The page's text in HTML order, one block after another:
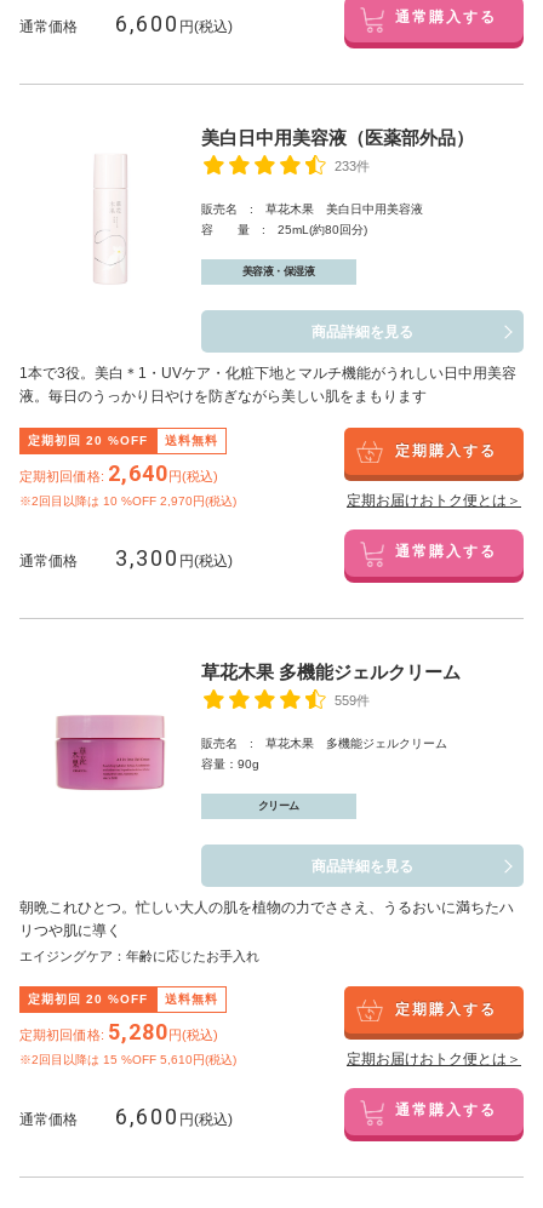
通常価格 6,600 円(税込) 通常購入する
美白日中用美容液（医薬部外品）
233件
販売名 : 草花木果 美白日中用美容液
容 量 : 25mL(約80回分)
美容液・保湿液
商品詳細を見る
1本で3役。美白 ＊1 ・UVケア・化粧下地とマルチ機能がうれしい日中用美容
液。毎日のうっかり日やけを防ぎながら美しい肌をまもります
定期初回 20 %OFF 送料無料
定期初回価格: 2,640円(税込)
※2回目以降は 10 %OFF 2,970円(税込)
定期購入する
定期お届けおトク便とは＞
通常価格 3,300 円(税込) 通常購入する
草花木果 多機能ジェルクリーム
559件
販売名 : 草花木果 多機能ジェルクリーム
容量：90g
クリーム
商品詳細を見る
朝晩これひとつ。忙しい大人の肌を植物の力でささえ、うるおいに満ちたハ
リつや肌に導く
エイジングケア：年齢に応じたお手入れ
定期初回 20 %OFF 送料無料
定期初回価格: 5,280円(税込)
※2回目以降は 15 %OFF 5,610円(税込)
定期購入する
定期お届けおトク便とは＞
通常価格 6,600 円(税込) 通常購入する